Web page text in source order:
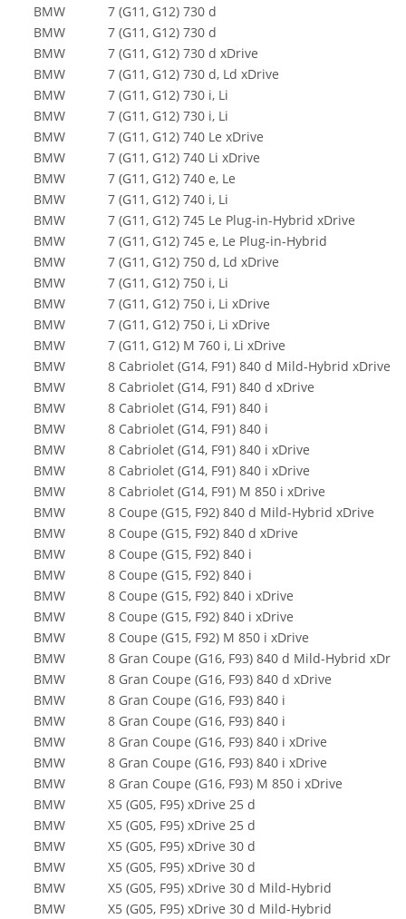
BMW
7 (G11, G12) 730 d
BMW
7 (G11, G12) 730 d
BMW
7 (G11, G12) 730 d xDrive
BMW
7 (G11, G12) 730 d, Ld xDrive
BMW
7 (G11, G12) 730 i, Li
BMW
7 (G11, G12) 730 i, Li
BMW
7 (G11, G12) 740 Le xDrive
BMW
7 (G11, G12) 740 Li xDrive
BMW
7 (G11, G12) 740 e, Le
BMW
7 (G11, G12) 740 i, Li
BMW
7 (G11, G12) 745 Le Plug-in-Hybrid xDrive
BMW
7 (G11, G12) 745 e, Le Plug-in-Hybrid
BMW
7 (G11, G12) 750 d, Ld xDrive
BMW
7 (G11, G12) 750 i, Li
BMW
7 (G11, G12) 750 i, Li xDrive
BMW
7 (G11, G12) 750 i, Li xDrive
BMW
7 (G11, G12) M 760 i, Li xDrive
BMW
8 Cabriolet (G14, F91) 840 d Mild-Hybrid xDrive
BMW
8 Cabriolet (G14, F91) 840 d xDrive
BMW
8 Cabriolet (G14, F91) 840 i
BMW
8 Cabriolet (G14, F91) 840 i
BMW
8 Cabriolet (G14, F91) 840 i xDrive
BMW
8 Cabriolet (G14, F91) 840 i xDrive
BMW
8 Cabriolet (G14, F91) M 850 i xDrive
BMW
8 Coupe (G15, F92) 840 d Mild-Hybrid xDrive
BMW
8 Coupe (G15, F92) 840 d xDrive
BMW
8 Coupe (G15, F92) 840 i
BMW
8 Coupe (G15, F92) 840 i
BMW
8 Coupe (G15, F92) 840 i xDrive
BMW
8 Coupe (G15, F92) 840 i xDrive
BMW
8 Coupe (G15, F92) M 850 i xDrive
BMW
8 Gran Coupe (G16, F93) 840 d Mild-Hybrid
BMW
8 Gran Coupe (G16, F93) 840 d xDrive
BMW
8 Gran Coupe (G16, F93) 840 i
BMW
8 Gran Coupe (G16, F93) 840 i
BMW
8 Gran Coupe (G16, F93) 840 i xDrive
BMW
8 Gran Coupe (G16, F93) 840 i xDrive
BMW
8 Gran Coupe (G16, F93) M 850 i xDrive
BMW
X5 (G05, F95) xDrive 25 d
BMW
X5 (G05, F95) xDrive 25 d
BMW
X5 (G05, F95) xDrive 30 d
BMW
X5 (G05, F95) xDrive 30 d
BMW
X5 (G05, F95) xDrive 30 d Mild-Hybrid
BMW
X5 (G05, F95) xDrive 30 d Mild-Hybrid